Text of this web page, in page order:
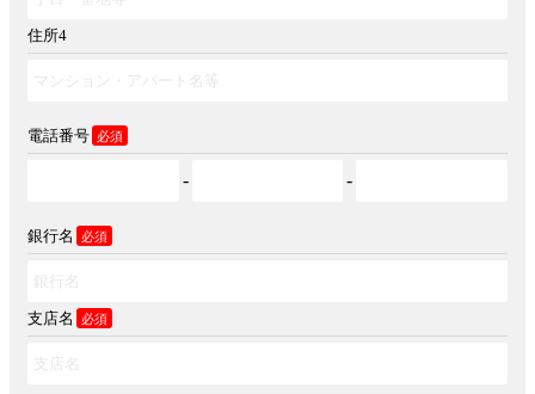
住所4
電話番号 必須
- -
銀行名 必須
支店名 必須